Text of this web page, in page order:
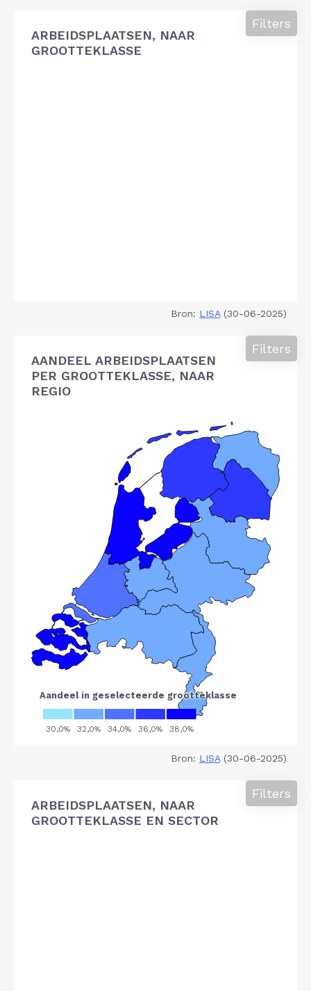
ARBEIDSPLAATSEN, NAAR
GROOTTEKLASSE
Filters
Bron: LISA(30-06-2025)
AANDEEL ARBEIDSPLAATSEN
PER GROOTTEKLASSE, NAAR
REGIO
Filters
Bron: LISA(30-06-2025)
ARBEIDSPLAATSEN, NAAR
GROOTTEKLASSE EN SECTOR
Filters